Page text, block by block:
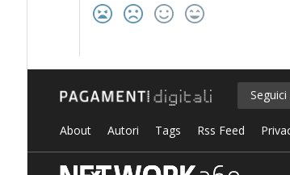
Seguici
About Autori Tags Rss Feed